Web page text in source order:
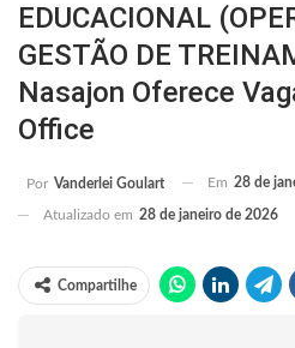
EDUCACIONAL
GESTÃO DE
Nasajon Oferece
Office
Por Vanderlei Goulart Em 28 de
Atualizado em 28 de janeiro de 2026
Compartilhe